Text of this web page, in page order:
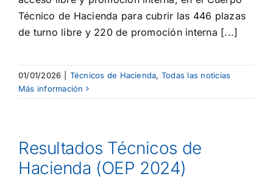
Técnico de Hacienda para cubrir las 446 plazas
de turno libre y 220 de promoción interna [...]
01/01/2026 Técnicos de Hacienda, Todas las noticias
Más información
Resultados Técnicos de
Hacienda (OEP 2024)